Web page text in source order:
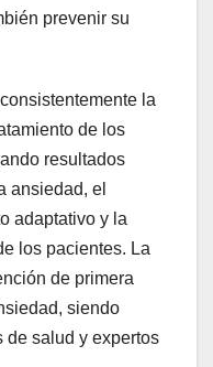
prevenir su
la
de los
resultados
ansiedad, el
adaptativo y la
los pacientes. La
de primera
siendo
de salud y expertos